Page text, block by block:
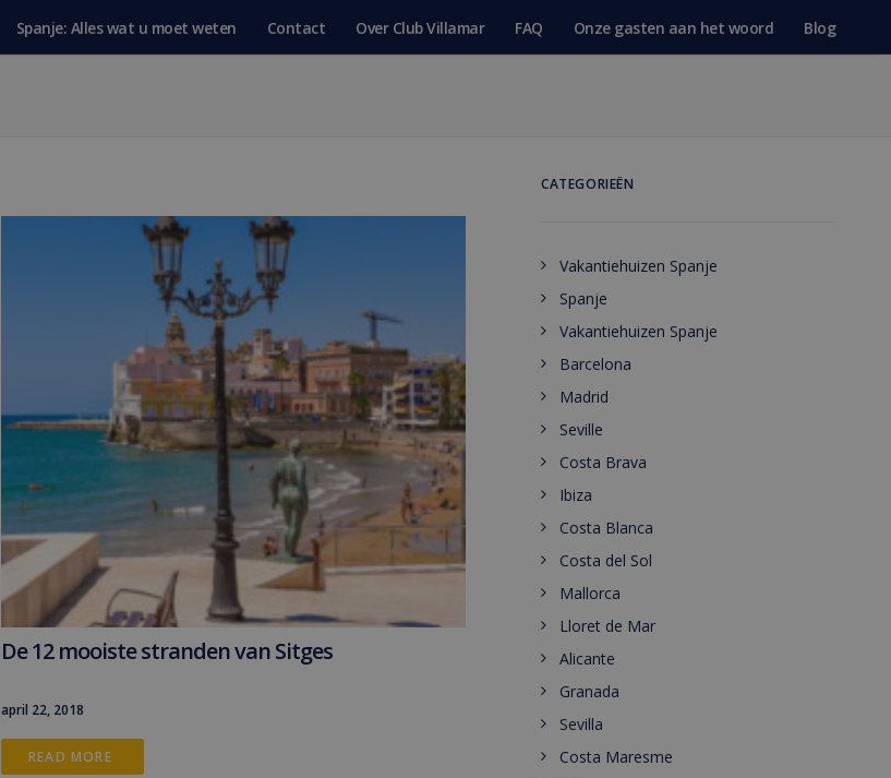
Spanje: Alles wat u moet weten Contact Over Club Villamar FAQ Onze gasten aan het woord Blog
De 12 mooiste stranden van Sitges
april 22, 2018
READ MORE
CATEGORIEËN
Vakantiehuizen Spanje
Spanje
Vakantiehuizen Spanje
Barcelona
Madrid
Seville
Costa Brava
Ibiza
Costa Blanca
Costa del Sol
Mallorca
Lloret de Mar
Alicante
Granada
Sevilla
Costa Maresme